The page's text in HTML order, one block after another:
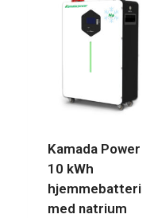
Kamada Power
10 kWh
hjemmebatteri
med natrium